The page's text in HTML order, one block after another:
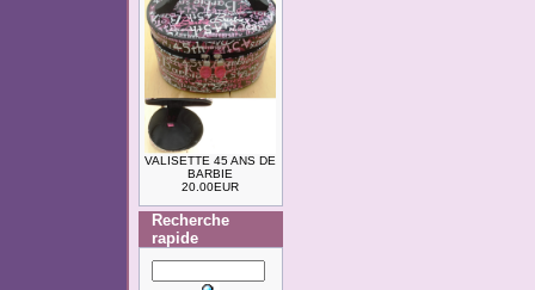
VALISETTE 45 ANS DE
BARBIE
20.00EUR
Recherche
rapide